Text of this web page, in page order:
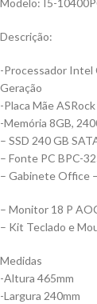
Modelo: I5-
Descrição:
-Processador Intel
Geração
-Placa Mãe
-Memória 8GB,
– SSD 240 GB
– Fonte PC BPC-
– Gabinete Office
– Monitor 18 P
– Kit Teclado e
Medidas
-Altura 465mm
-Largura 240mm